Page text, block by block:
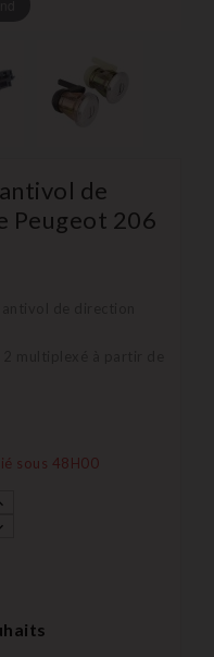
de
Peugeot 206
sous 48H00